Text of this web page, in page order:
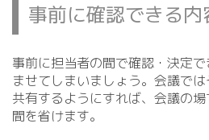
事前に確認できる内
事前に担当者の間で確認・決定
ませてしまいましょう。会議で
共有するようにすれば、会議の
間を省けま